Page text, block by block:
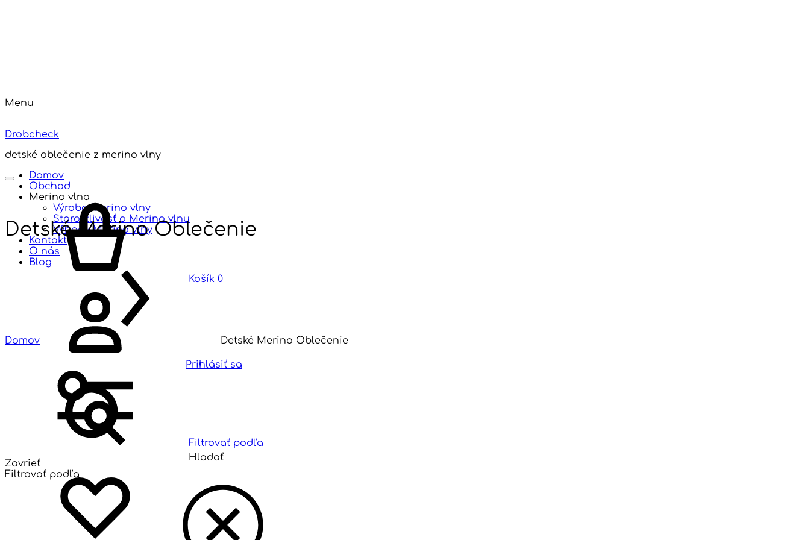
Menu
Drobcheck
detské oblečenie z merino vlny
Domov
Obchod
Merino vlna
Výroba Merino vlny
Starostlivosť o Merino vlnu
Výhody Merino vlny
Kontakt
O nás
Blog
Prihlásiť sa
Hladať
Košík 0
Detské Merino Oblečenie
Domov Detské Merino Oblečenie
Filtrovať podľa
Zavrieť
Filtrovať podľa